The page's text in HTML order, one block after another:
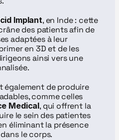
Implant, en Inde : cette
des patients afin de
adaptées à leur
en 3D et de les
ainsi vers une
également de produire
comme celles
Medical, qui offrent la
le sein des patientes
éliminant la présence
le corps.